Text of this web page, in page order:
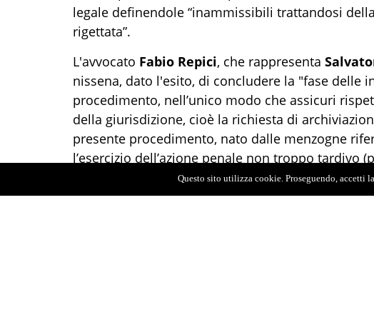
legale definendole “inammissibili trattandosi
rigettata”.
L'avvocato Fabio Repici, che rappresenta
nissena, dato l'esito, di concludere la "fase delle
procedimento, nell’unico modo che assicuri
della giurisdizione, cioè la richiesta di
presente procedimento, nato dalle menzogne
l’esercizio dell’azione penale non troppo tardivo
destinato all’estinzione del reato per
carico dello stesso Avola e del sul difensore”.
Questo sito utilizza cookie. Proseguendo, accetti